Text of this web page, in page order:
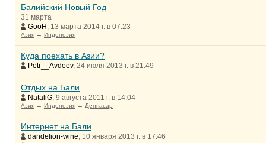
Балийский Новый Год
31 марта
GooH , 13 марта 2014 г. в 07:23
Азия → Индонезия
Куда поехать в Азии?
Petr__Avdeev, 24 июля 2013 г. в 21:49
Отдых на Бали
NataliG, 9 августа 2011 г. в 14:04
Азия → Индонезия → Денпасар
Интернет на Бали
dandelion-wine, 10 января 2013 г. в 17:46